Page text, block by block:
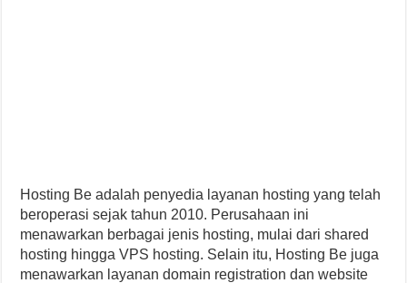
Hosting Be adalah penyedia layanan hosting yang telah
beroperasi sejak tahun 2010. Perusahaan ini
menawarkan berbagai jenis hosting, mulai dari shared
hosting hingga VPS hosting. Selain itu, Hosting Be juga
menawarkan layanan domain registration dan website